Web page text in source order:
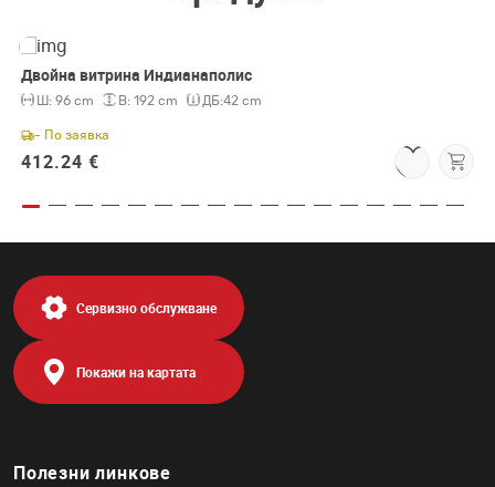
Двойна витрина Индианаполис
Ш: 96 cm В: 192 cm ДБ:42 cm
- По заявка
412.24 €
Полезни линкове
Сервизно обслужване
Покажи на картата